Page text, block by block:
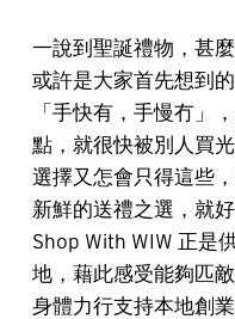
一說到聖誕禮物，甚
或許是大家首先想到
「手快有，手慢冇」
點，就很快被別人買
選擇又怎會只得這些
新鮮的送禮之選，就
Shop With WIW 正是
地，藉此感受能夠匹
身體力行支持本地創業